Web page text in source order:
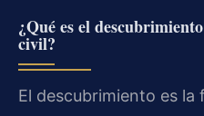
¿Qué es el
civil?
El descubrimiento es la